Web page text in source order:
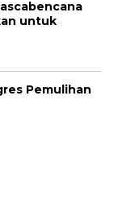
untuk
Pemulihan